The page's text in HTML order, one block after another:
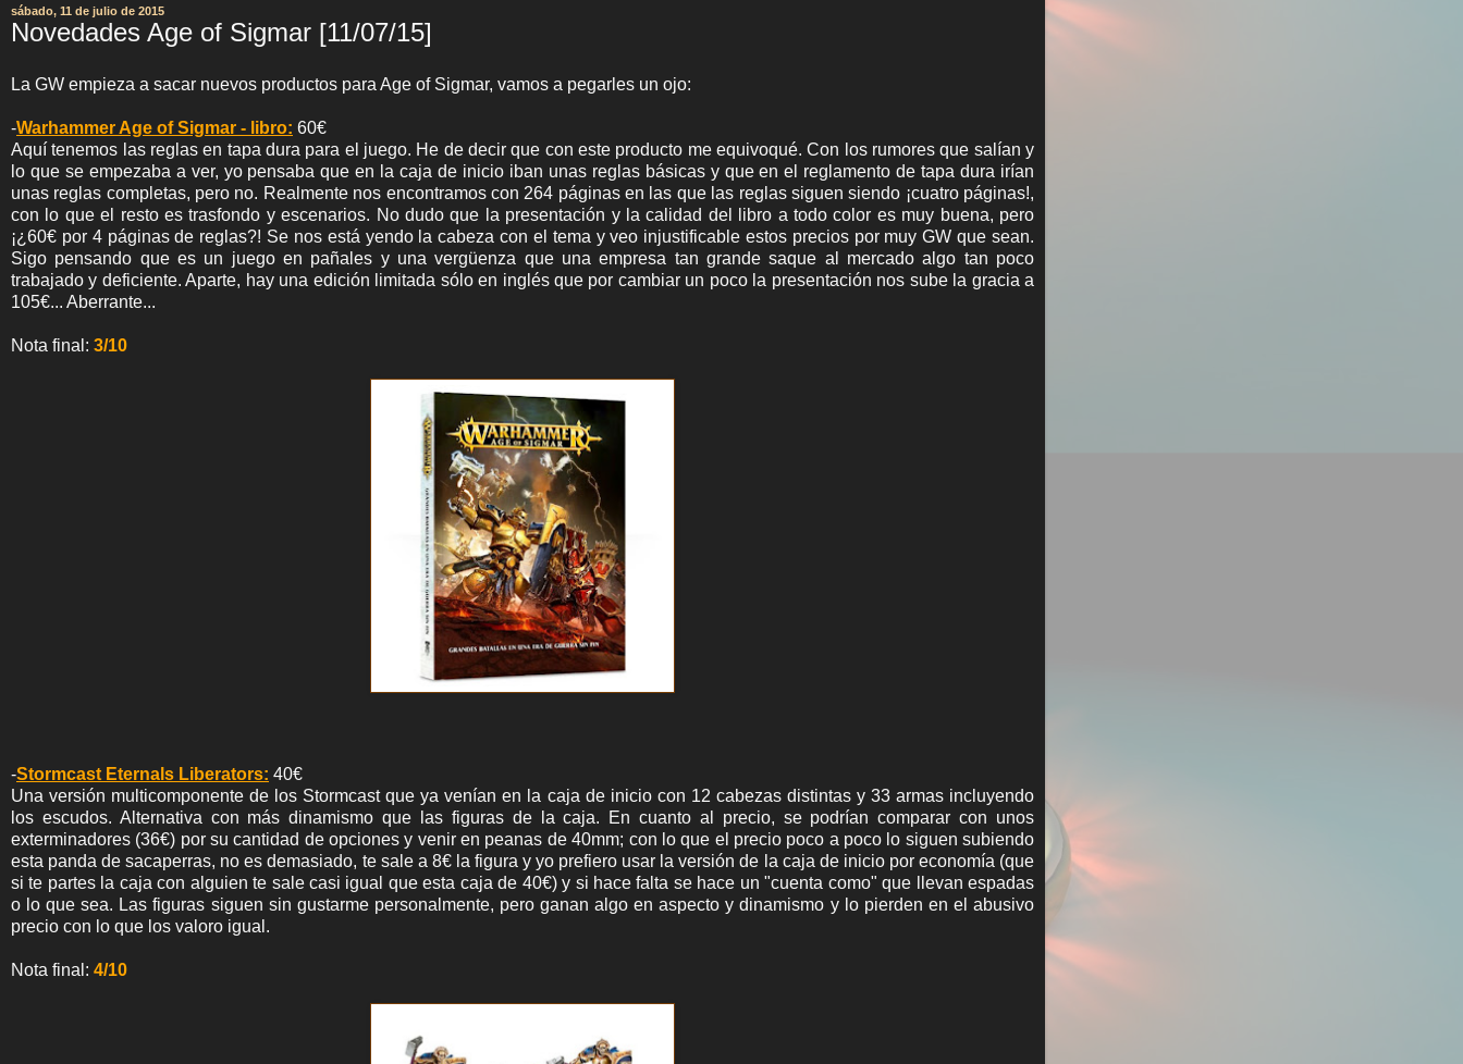
sábado, 11 de julio de 2015
Novedades Age of Sigmar [11/07/15]
La GW empieza a sacar nuevos productos para Age of Sigmar, vamos a pegarles un ojo:
-Warhammer Age of Sigmar - libro: 60€
Aquí tenemos las reglas en tapa dura para el juego. He de decir que con este producto me equivoqué. Con los rumores que salían y
lo que se empezaba a ver, yo pensaba que en la caja de inicio iban unas reglas básicas y que en el reglamento de tapa dura irían
unas reglas completas, pero no. Realmente nos encontramos con 264 páginas en las que las reglas siguen siendo ¡cuatro páginas!,
con lo que el resto es trasfondo y escenarios. No dudo que la presentación y la calidad del libro a todo color es muy buena, pero
¡¿60€ por 4 páginas de reglas?! Se nos está yendo la cabeza con el tema y veo injustificable estos precios por muy GW que sean.
Sigo pensando que es un juego en pañales y una vergüenza que una empresa tan grande saque al mercado algo tan poco
trabajado y deficiente. Aparte, hay una edición limitada sólo en inglés que por cambiar un poco la presentación nos sube la gracia a
105€... Aberrante...
Nota final: 3/10
-Stormcast Eternals Liberators: 40€
Una versión multicomponente de los Stormcast que ya venían en la caja de inicio con 12 cabezas distintas y 33 armas incluyendo
los escudos. Alternativa con más dinamismo que las figuras de la caja. En cuanto al precio, se podrían comparar con unos
exterminadores (36€) por su cantidad de opciones y venir en peanas de 40mm; con lo que el precio poco a poco lo siguen subiendo
esta panda de sacaperras, no es demasiado, te sale a 8€ la figura y yo prefiero usar la versión de la caja de inicio por economía (que
si te partes la caja con alguien te sale casi igual que esta caja de 40€) y si hace falta se hace un "cuenta como" que llevan espadas
o lo que sea. Las figuras siguen sin gustarme personalmente, pero ganan algo en aspecto y dinamismo y lo pierden en el abusivo
precio con lo que los valoro igual.
Nota final: 4/10